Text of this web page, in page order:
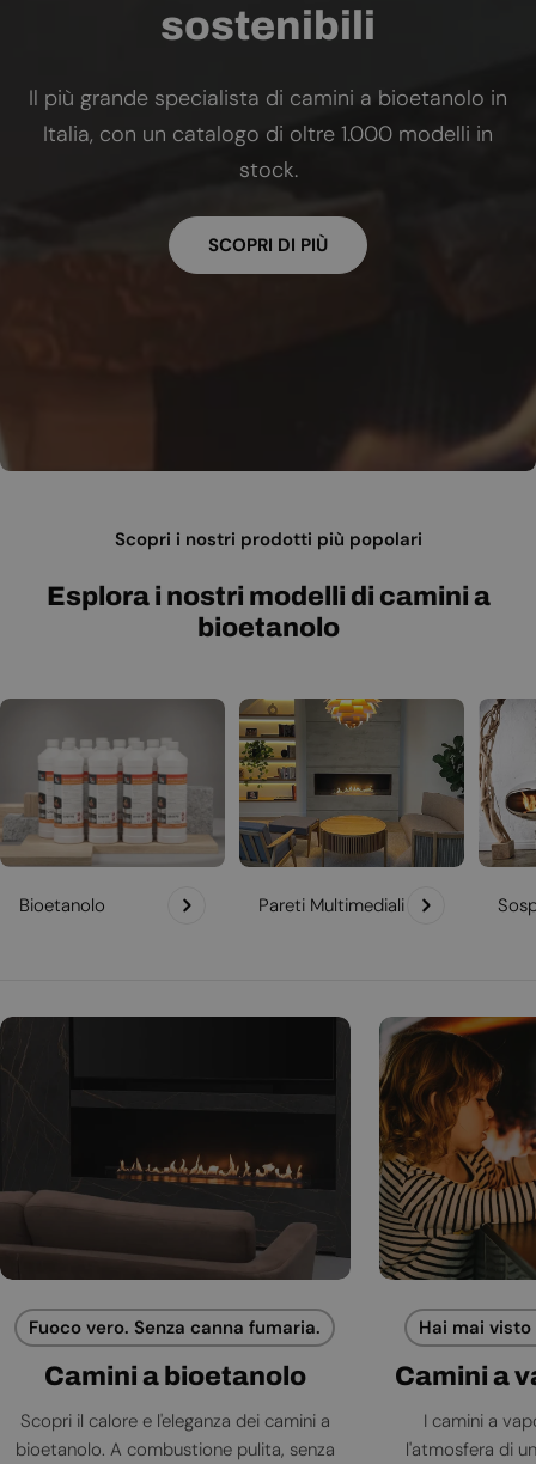
sostenibili
Il più grande specialista di camini a bioetanolo in
Italia, con un catalogo di oltre 1.000 modelli in
stock.
SCOPRI DI PIÙ
Scopri i nostri prodotti più popolari
Esplora i nostri modelli di camini a
bioetanolo
Bioetanolo Pareti Multimediali
Fuoco vero. Senza canna fumaria.
Camini a bioetanolo
Scopri il calore e l'eleganza dei camini a
bioetanolo. A combustione pulita, senza
Hai mai
Camini a
I camini a
l'atmosfera di